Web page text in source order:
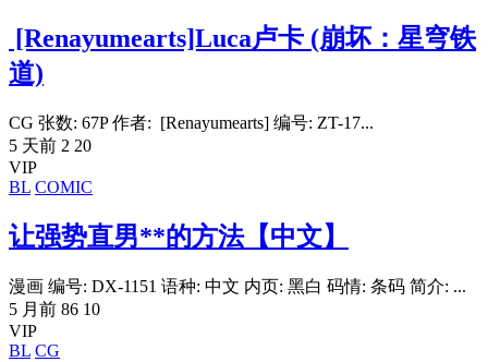
[Renayumearts]Luca卢卡 (崩坏：星穹铁
道)
CG 张数: 67P 作者: [Renayumearts] 编号: ZT-17...
5 天前 2 20
VIP
BL COMIC
让强势直男**的方法【中文】
漫画 编号: DX-1151 语种: 中文 内页: 黑白 码情: 条码 简介: ...
5 月前 86 10
VIP
BL CG